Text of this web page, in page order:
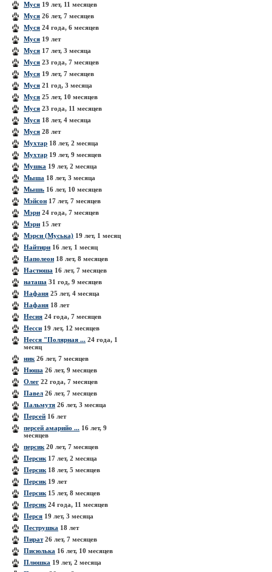
Муся 19 лет, 11 месяцев
Муся 26 лет, 7 месяцев
Муся 24 года, 6 месяцев
Муся 19 лет
Муся 17 лет, 3 месяца
Муся 23 года, 7 месяцев
Муся 19 лет, 7 месяцев
Муся 21 год, 3 месяца
Муся 25 лет, 10 месяцев
Муся 23 года, 11 месяцев
Муся 18 лет, 4 месяца
Муся 28 лет
Мухтар 18 лет, 2 месяца
Мухтар 19 лет, 9 месяцев
Мушка 19 лет, 2 месяца
Мыша 18 лет, 3 месяца
Мышь 16 лет, 10 месяцев
Мэйсон 17 лет, 7 месяцев
Мэри 24 года, 7 месяцев
Мэри 15 лет
Мэрси (Муська) 19 лет, 1 месяц
Найтири 16 лет, 1 месяц
Наполеон 18 лет, 8 месяцев
Настюша 16 лет, 7 месяцев
наташа 31 год, 9 месяцев
Нафаня 25 лет, 4 месяца
Нафаня 18 лет
Несия 24 года, 7 месяцев
Несси 19 лет, 12 месяцев
Несся "Полярная ... 24 года, 1
месяц
ник 26 лет, 7 месяцев
Нюша 26 лет, 9 месяцев
Олег 22 года, 7 месяцев
Павел 26 лет, 7 месяцев
Пальмутя 26 лет, 3 месяца
Персей 16 лет
персей амарийо ... 16 лет, 9
месяцев
персик 20 лет, 7 месяцев
Персик 17 лет, 2 месяца
Персик 18 лет, 5 месяцев
Персик 19 лет
Персик 15 лет, 8 месяцев
Персик 24 года, 11 месяцев
Перся 19 лет, 3 месяца
Пеструшка 18 лет
Пират26 лет, 7 месяцев
Писюлька 16 лет, 10 месяцев
Плюшка 19 лет, 2 месяца